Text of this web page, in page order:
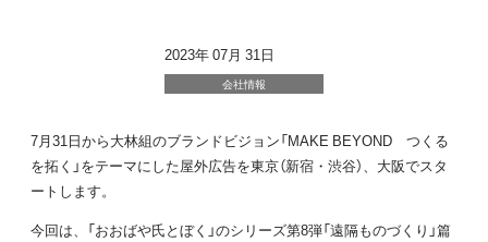
2023年 07月 31日
会社情報
7月31日から大林組のブランドビジョン「MAKE BEYOND つくる
を拓く」をテーマにした屋外広告を東京（新宿・渋谷）、大阪でスタ
ートします。
今回は、「おおばや氏とぼく」のシリーズ第8弾「遠隔ものづくり」篇